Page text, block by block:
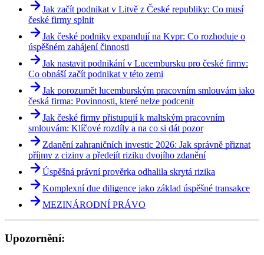
Jak začít podnikat v Litvě z České republiky: Co musí
české firmy splnit
Jak české podniky expandují na Kypr: Co rozhoduje o
úspěšném zahájení činnosti
Jak nastavit podnikání v Lucembursku pro české firmy:
Co obnáší začít podnikat v této zemi
Jak porozumět lucemburským pracovním smlouvám jako
česká firma: Povinnosti, které nelze podcenit
Jak české firmy přistupují k maltským pracovním
smlouvám: Klíčové rozdíly a na co si dát pozor
Zdanění zahraničních investic 2026: Jak správně přiznat
příjmy z ciziny a předejít riziku dvojího zdanění
Úspěšná právní prověrka odhalila skrytá rizika
Komplexní due diligence jako základ úspěšné transakce
MEZINÁRODNÍ PRÁVO
Upozornění: